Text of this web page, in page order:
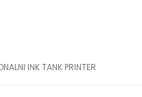
INK TANK PRINTER